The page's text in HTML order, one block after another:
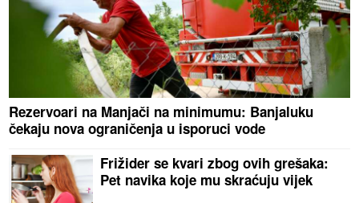
Rezervoari na Manjači na minimumu: Banjaluku
čekaju nova ograničenja u isporuci vode
Frižider se kvari zbog ovih grešaka:
Pet navika koje mu skraćuju vijek